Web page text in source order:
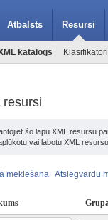
Atbalsts Resursi
katalogs Klasifikatori
resursi
šo lapu XML resursu
vai labotu XML
meklēšana Atslēgvārdu